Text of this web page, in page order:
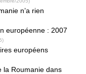
n’a rien
européenne : 2007
européens
la Roumanie dans